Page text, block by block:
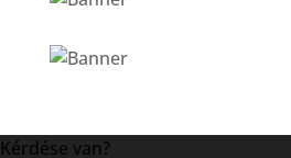
Kérdése van?